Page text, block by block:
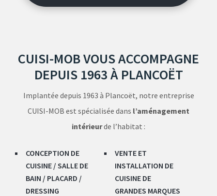
CUISI-MOB VOUS ACCOMPAGNE
DEPUIS 1963 À PLANCOËT
Implantée depuis 1963 à Plancoët, notre entreprise
CUISI-MOB est spécialisée dans l’aménagement
intérieurde l’habitat :
CONCEPTION DE
CUISINE / SALLE DE
BAIN / PLACARD /
DRESSING
VENTE ET
INSTALLATION DE
CUISINE DE
GRANDES MARQUES